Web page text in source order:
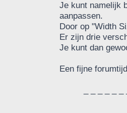
Je kunt namelijk
aanpassen.
Door op "Width
Er zijn drie
Je kunt dan
Een fijne